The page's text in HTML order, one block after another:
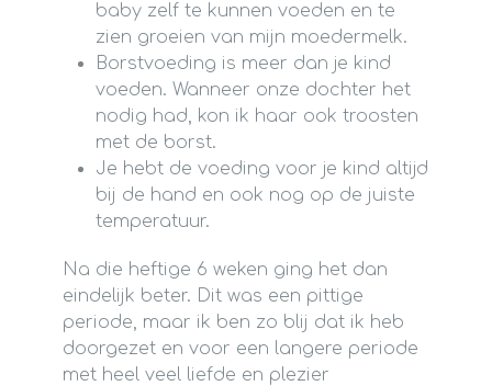
baby zelf te kunnen voeden en te
zien groeien van mijn moedermelk.
Borstvoeding is meer dan je kind
voeden. Wanneer onze dochter het
nodig had, kon ik haar ook troosten
met de borst.
Je hebt de voeding voor je kind altijd
bij de hand en ook nog op de juiste
temperatuur.
Na die heftige 6 weken ging het dan
eindelijk beter. Dit was een pittige
periode, maar ik ben zo blij dat ik heb
doorgezet en voor een langere periode
met heel veel liefde en plezier